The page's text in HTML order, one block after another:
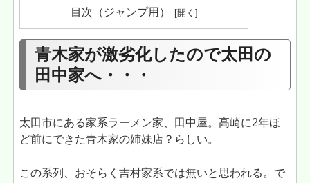
目次（ジャンプ用）
青木家が激劣化したので太田の
田中家へ・・・
太田市にある家系ラーメン家、田中屋。高崎に2年ほ
ど前にできた青木家の姉妹店？らしい。
この系列、おそらく吉村家系では無いと思われる。で